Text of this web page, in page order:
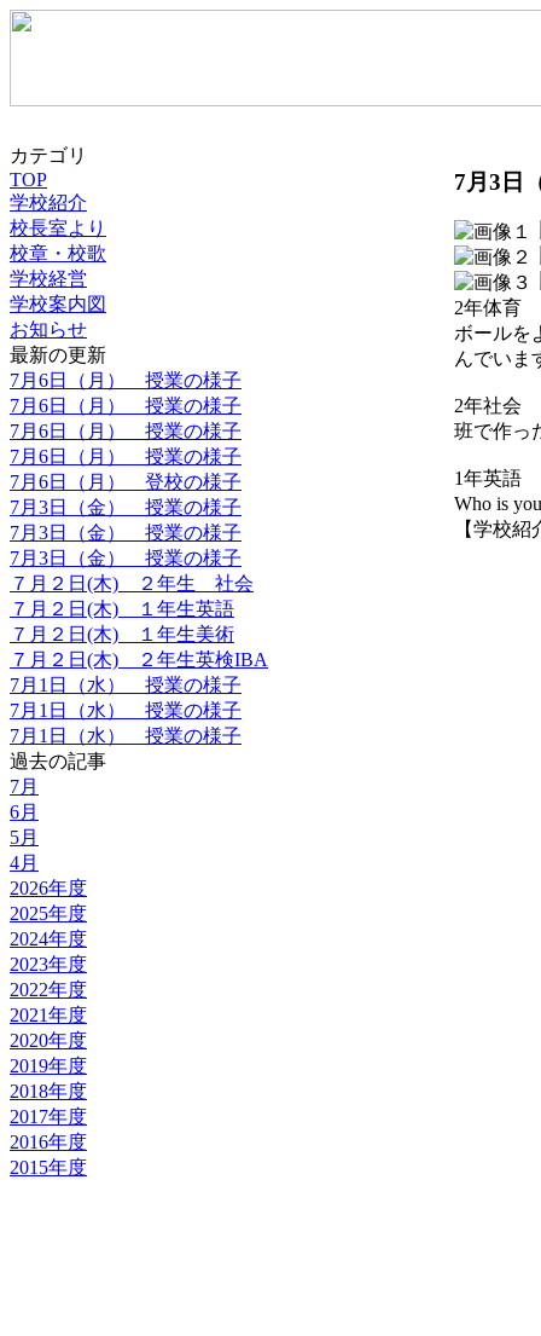
カテゴリ
TOP
学校紹介
校長室より
校章・校歌
学校経営
学校案内図
お知らせ
最新の更新
7月6日（月） 授業の様子
7月6日（月） 授業の様子
7月6日（月） 授業の様子
7月6日（月） 授業の様子
7月6日（月） 登校の様子
7月3日（金） 授業の様子
7月3日（金） 授業の様子
7月3日（金） 授業の様子
７月２日(木) ２年生 社会
７月２日(木) １年生英語
７月２日(木) １年生美術
７月２日(木) ２年生英検IBA
7月1日（水） 授業の様子
7月1日（水） 授業の様子
7月1日（水） 授業の様子
過去の記事
7月
6月
5月
4月
2026年度
2025年度
2024年度
2023年度
2022年度
2021年度
2020年度
2019年度
2018年度
2017年度
2016年度
2015年度
7月3日
2年体育
ボールを
んでいま
2年社会
班で作っ
1年英語
Who is
【学校紹